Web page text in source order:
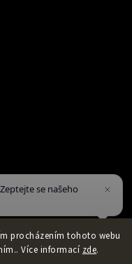
procházením tohoto webu
Více informací zde.
se našeho